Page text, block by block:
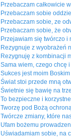
Przebaczam całkowicie
Przebaczam sobie
Przebaczam sobie, ze
Przebaczam sobie, że
Przejawiam się twórczo i
Rezygnuje z wyobrażeń
Rezygnuję z kombinacji
Sama wiem, czego chcę
Sukces jest moim
Świat stoi przede mną
Świetnie się bawię na
To bezpieczne i
Tworzę pod Bożą
Twórcze zmiany, które
Ufam bożemu
Uświadamiam sobie, na